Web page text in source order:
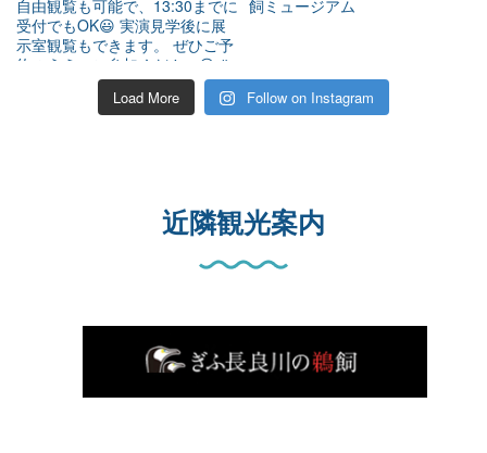
Load More Follow on Instagram
近隣観光案内